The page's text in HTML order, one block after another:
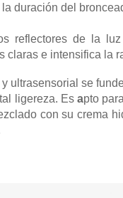
duración del
reflectores de la
claras e intensifica la
ultrasensorial se
ligereza. Es apto
con su crema